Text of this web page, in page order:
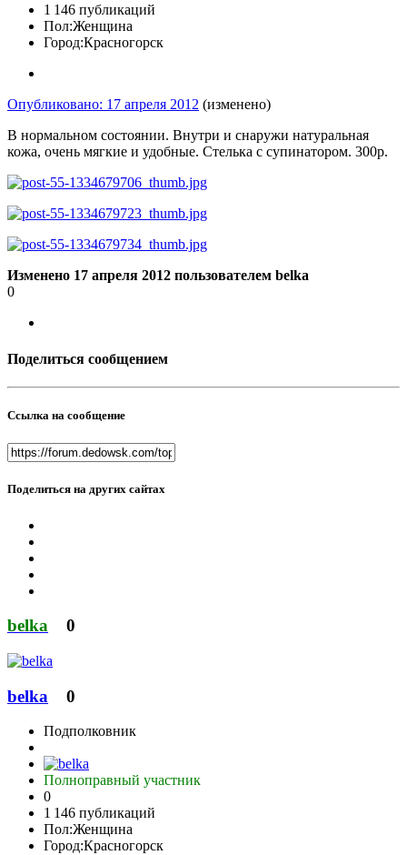
1 146 публикаций
Пол:Женщина
Город:Красногорск
Опубликовано: 17 апреля 2012 (изменено)
В нормальном состоянии. Внутри и снаружи натуральная
кожа, очень мягкие и удобные. Стелька с супинатором. 300р.
Изменено 17 апреля 2012 пользователем belka
0
Поделиться сообщением
Ссылка на сообщение
Поделиться на других сайтах
belka 0
belka 0
Подполковник
Полноправный участник
0
1 146 публикаций
Пол:Женщина
Город:Красногорск